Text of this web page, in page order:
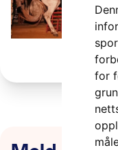
for